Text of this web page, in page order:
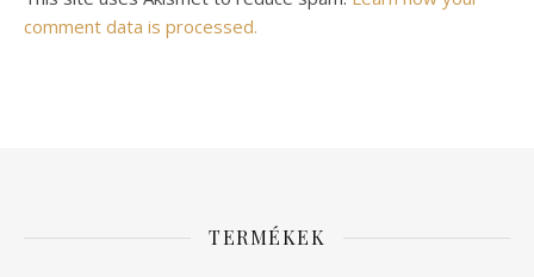
comment data is processed.
TERMÉKEK